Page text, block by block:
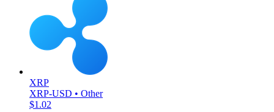
XRP
XRP-USD • Other
$1.02